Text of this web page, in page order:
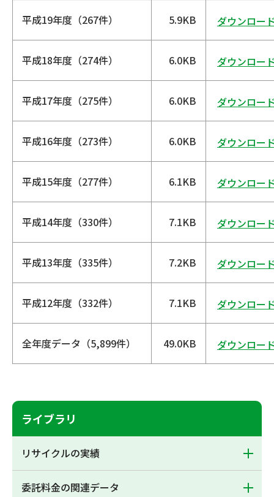
平成19年度（267件） 5.9KB ダウンロー
平成18年度（274件） 6.0KB ダウンロー
平成17年度（275件） 6.0KB ダウンロー
平成16年度（273件） 6.0KB ダウンロー
平成15年度（277件） 6.1KB ダウンロー
平成14年度（330件） 7.1KB ダウンロー
平成13年度（335件） 7.2KB ダウンロー
平成12年度（332件） 7.1KB ダウンロー
全年度データ（5,899件） 49.0KB ダウンロー
ライブラリ
リサイクルの実績
委託料金の関連データ